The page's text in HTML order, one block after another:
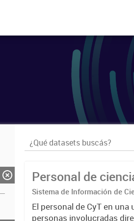
Personal de
Sistema de Información de
El personal de CyT en
personas involucradas